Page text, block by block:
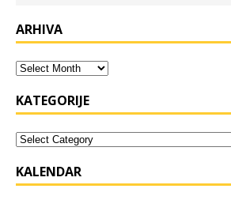
ARHIVA
KATEGORIJE
KALENDAR